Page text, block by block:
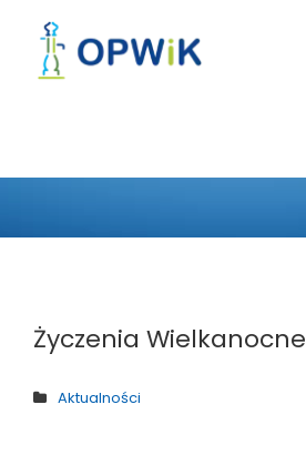
Życzenia Wielkanocne
Aktualności